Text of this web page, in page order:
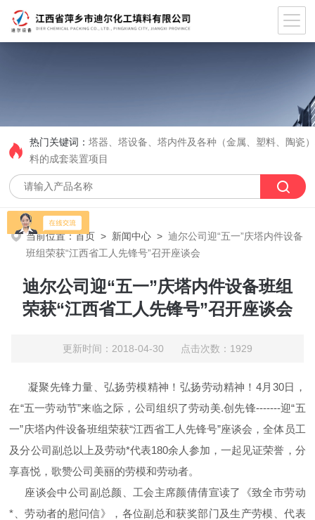
热门关键词：塔器、塔设备、塔内件及各种（金属、塑料、陶瓷
料的成套装置项目
当前位置：首页 > 新闻中心 >迪尔公司迎“五一”庆塔内件设备
班组荣获“江西省工人先锋号”召开座谈会
迪尔公司迎“五一”庆塔内件设备班组
荣获“江西省工人先锋号”召开座谈会
更新时间：2018-04-30 点击次数：1929
凝聚先锋力量、弘扬劳模精神！弘扬劳动精神！ 4月 30日，
在“五一劳动节”来临之际，公司组织了劳动美.创先锋-------迎“五
一”庆塔内件设备班组荣获“江西省工人先锋号”座谈会，全体员工
及分公司副总以上及劳动*代表180余人参加，一起见证荣誉，分
享喜悦，歌赞公司美丽的劳模和劳动者。
座谈会中公司副总颜、工会主席颜倩倩宣读了《致全市劳动
*、劳动者的慰问信》， 各位副总和获奖部门及生产劳模、代表